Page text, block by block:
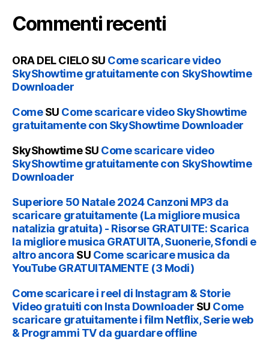
Commenti recenti
ORA DEL CIELO SU Come scaricare video
SkyShowtime gratuitamente con SkyShowtime
Downloader
ComeSU Come scaricare video SkyShowtime
gratuitamente con SkyShowtime Downloader
SkyShowtimeSU Come scaricare video
SkyShowtime gratuitamente con SkyShowtime
Downloader
Superiore 50 Natale 2024 Canzoni MP3 da
scaricare gratuitamente (La migliore musica
natalizia gratuita) - Risorse GRATUITE: Scarica
la migliore musica GRATUITA, Suonerie, Sfondi e
altro ancora SU Come scaricare musica da
YouTube GRATUITAMENTE (3 Modi)
Come scaricare i reel di Instagram & Storie
Video gratuiti con Insta Downloader SU Come
scaricare gratuitamente i film Netflix, Serie web
& Programmi TV da guardare offline